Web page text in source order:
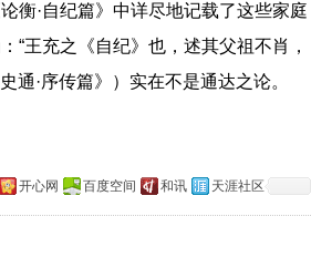
衡·自纪篇》中详尽地记载了这些家庭
“王充之《自纪》也，述其父祖不肖，
通·序传篇》）实在不是通达之论。
开心网 百度空间 和讯 天涯社区